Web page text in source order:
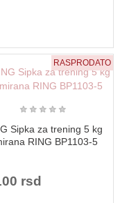
RASPRODATO
★ ★ ★ ★ ★
Sipka za trening 5 kg
RING BP1103-5
rsd